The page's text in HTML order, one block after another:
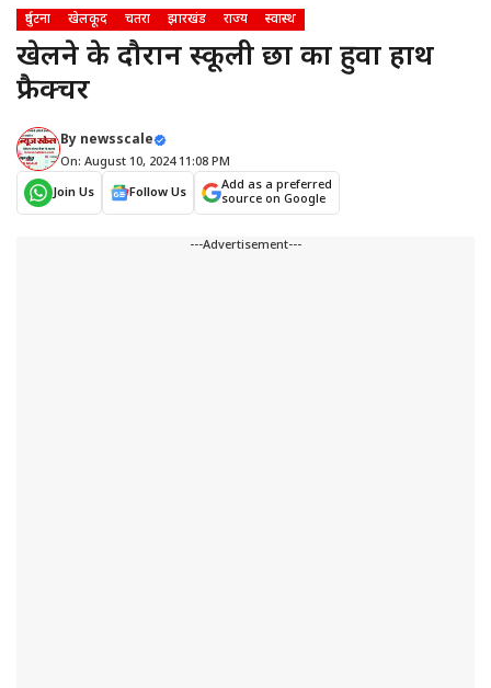
दुर्घटना खेलकूद चतरा झारखंड राज्य स्वास्थ
खेलने के दौरान स्कूली छात्र का हुवा हाथ
फ्रैक्चर
By newsscale
On: August 10, 2024 11:08 PM
Join Us
Follow Us
Add as a preferred
source on Google
---Advertisement---